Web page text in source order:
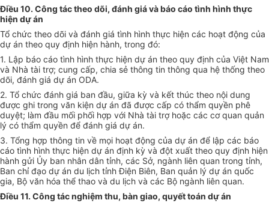
Điều 10. Công tác theo dõi, đánh giá và báo cáo tình hình thực
hiện dự án
Tổ chức theo dõi và đánh giá tình hình thực hiện các hoạt động của
dự án theo quy định hiện hành, trong đó:
1. Lập báo cáo tình hình thực hiện dự án theo quy định của Việt Nam
và Nhà tài trợ; cung cấp, chia sẻ thông tin thông qua hệ thống theo
dõi, đánh giá dự án ODA.
2. Tổ chức đánh giá ban đầu, giữa kỳ và kết thúc theo nội dung
được ghi trong văn kiện dự án đã được cấp có thẩm quyền phê
duyệt; làm đầu mối phối hợp với Nhà tài trợ hoặc các cơ quan quản
lý có thẩm quyền để đánh giá dự án.
3. Tổng hợp thông tin về mọi hoạt động của dự án để lập các báo
cáo tình hình thực hiện dự án định kỳ và đột xuất theo quy định hiện
hành gửi Ủy ban nhân dân tỉnh, các Sở, ngành liên quan trong tỉnh,
Ban chỉ đạo dự án du lịch tỉnh Điện Biên, Ban quản lý dự án quốc
gia, Bộ văn hóa thể thao và du lịch và các Bộ ngành liên quan.
Điều 11. Công tác nghiệm thu, bàn giao, quyết toán dự án